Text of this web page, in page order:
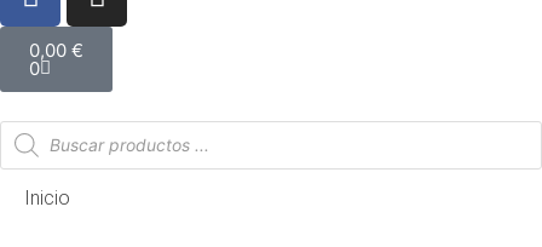
0,00 €
0
Inicio